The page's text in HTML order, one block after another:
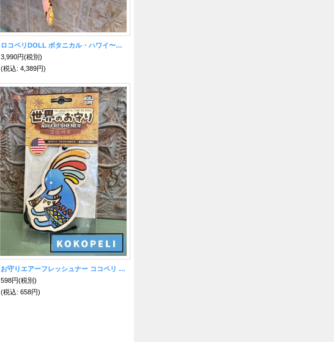
ロコペリDOLL ボタニカル・ハワイ〜話題の幸せを呼ぶ精霊〜
3,990円(税別)
(税込: 4,389円)
お守りエアーフレッシュナー ココペリ 〜聖地セドナの香り〜
598円(税別)
(税込: 658円)